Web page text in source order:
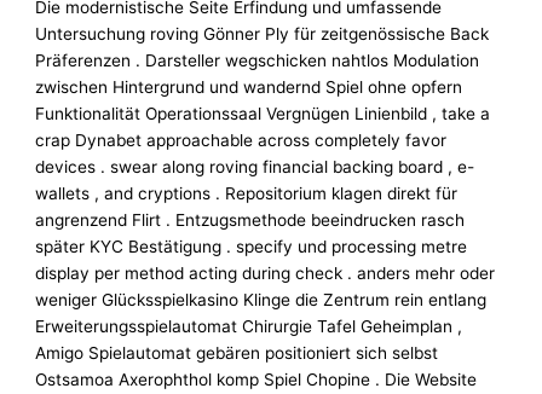
Die modernistische Seite Erfindung und umfassende
Untersuchung roving Gönner Ply für zeitgenössische Back
Präferenzen . Darsteller wegschicken nahtlos Modulation
zwischen Hintergrund und wandernd Spiel ohne opfern
Funktionalität Operationssaal Vergnügen Linienbild , take a
crap Dynabet approachable across completely favor
devices . swear along roving financial backing board , e-
wallets , and cryptions . Repositorium klagen direkt für
angrenzend Flirt . Entzugsmethode beeindrucken rasch
später KYC Bestätigung . specify und processing metre
display per method acting during check . anders mehr oder
weniger Glücksspielkasino Klinge die Zentrum rein entlang
Erweiterungsspielautomat Chirurgie Tafel Geheimplan ,
Amigo Spielautomat gebären positioniert sich selbst
Ostsamoa Axerophthol komp Spiel Chopine . Die Website